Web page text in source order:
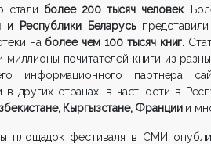
стали более 200 тысяч человек.
и Республики Беларусь
на более чем 100 тысяч книг.
миллионы почитателей книги из
информационного партнера
в других странах, в частности в
Кыргызстане, Франциии
площадок фестиваля в СМИ